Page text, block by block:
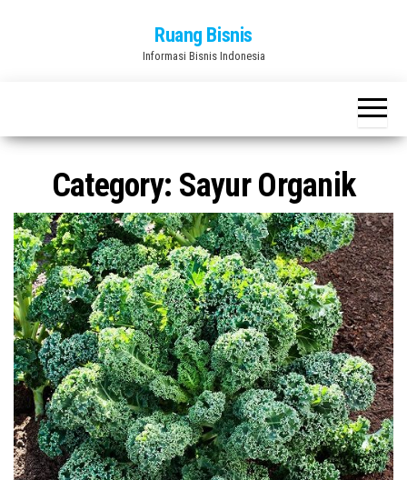
Ruang Bisnis
Informasi Bisnis Indonesia
Category: Sayur Organik